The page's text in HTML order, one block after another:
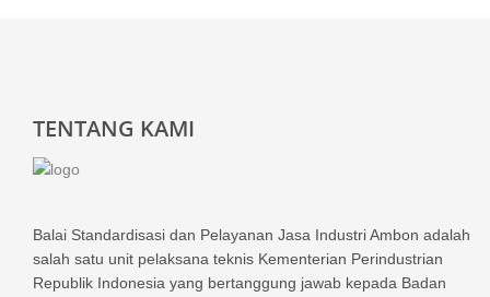
TENTANG KAMI
Balai Standardisasi dan Pelayanan Jasa Industri Ambon adalah
salah satu unit pelaksana teknis Kementerian Perindustrian
Republik Indonesia yang bertanggung jawab kepada Badan